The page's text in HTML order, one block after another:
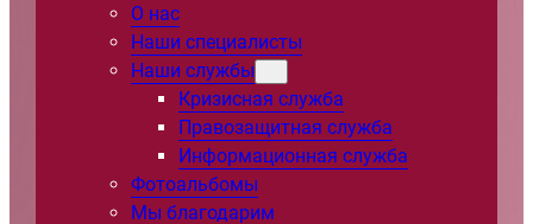
О нас
Наши специалисты
Наши службы
Кризисная служба
Правозащитная служба
Информационная служба
Фотоальбомы
Мы благодарим